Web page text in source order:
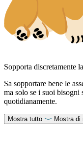
Sopporta discretamente
Sa sopportare bene le
ma solo se i suoi bisogni
quotidianamente.
Mostra tutto Mostra di